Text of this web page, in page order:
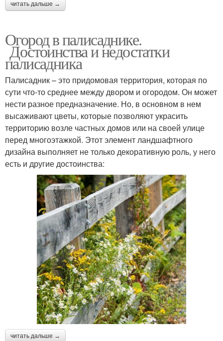
читать дальше →
Огород в палисаднике.
Достоинства и недостатки
палисадника
Палисадник – это придомовая территория, которая по
сути что-то среднее между двором и огородом. Он может
нести разное предназначение. Но, в основном в нем
высаживают цветы, которые позволяют украсить
территорию возле частных домов или на своей улице
перед многоэтажкой. Этот элемент ландшафтного
дизайна выполняет не только декоративную роль, у него
есть и другие достоинства:
читать дальше →